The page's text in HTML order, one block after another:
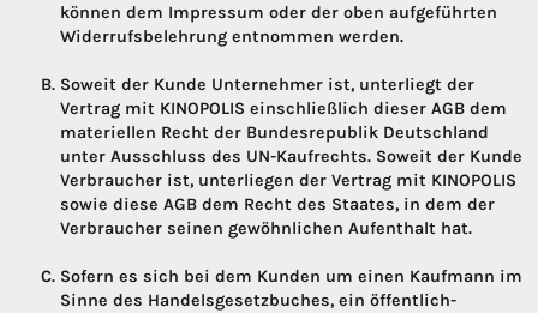
können dem Impressum oder der oben aufgeführten
Widerrufsbelehrung entnommen werden.
Soweit der Kunde Unternehmer ist, unterliegt der
Vertrag mit KINOPOLIS einschließlich dieser AGB dem
materiellen Recht der Bundesrepublik Deutschland
unter Ausschluss des UN-Kaufrechts. Soweit der Kunde
Verbraucher ist, unterliegen der Vertrag mit KINOPOLIS
sowie diese AGB dem Recht des Staates, in dem der
Verbraucher seinen gewöhnlichen Aufenthalt hat.
Sofern es sich bei dem Kunden um einen Kaufmann im
Sinne des Handelsgesetzbuches, ein öffentlich-